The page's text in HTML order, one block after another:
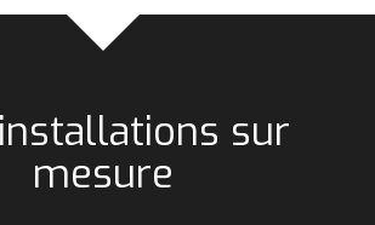
sur
mesure